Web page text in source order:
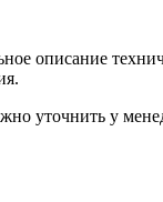
описание
уточнить у